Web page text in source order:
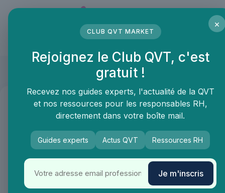
Babacom
Retour à la liste des produits
Catégories
Aménagement des espaces de travail
×
CLUB QVT MARKET
Rejoignez le Club QVT, c'est
gratuit !
Recevez nos guides experts, l'actualité de la QVT
et nos ressources pour les responsables RH,
directement dans votre boîte mail.
Guides experts Actus QVT Ressources RH
Je m'inscris
Panneau de gestion des cookies